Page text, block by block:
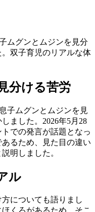
ムグンとムジンを見分
双子育児のリアルな体
分ける苦労
子ムグンとムジンを見
ました。2026年5月28
での発言が話題となっ
るため、見た目の違い
明しました。
ル
についても語りまし